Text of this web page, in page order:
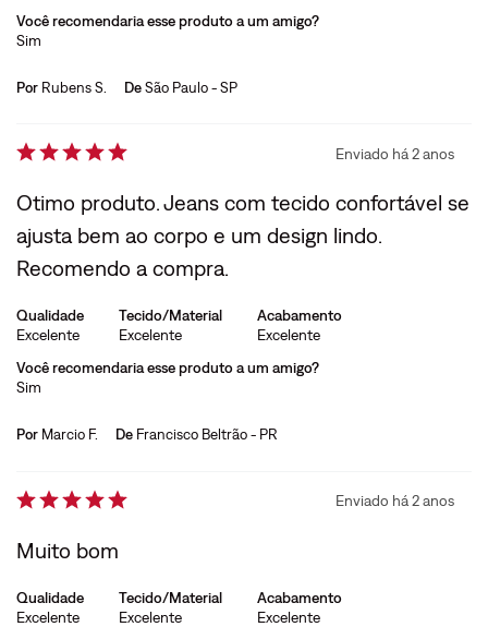
Você recomendaria esse produto a um amigo?
Sim
Por Rubens S. DeSão Paulo - SP
Enviado há2 anos
Otimo produto. Jeans com tecido confortável se
ajusta bem ao corpo e um design lindo.
Recomendo a compra.
Qualidade
Excelente
Tecido/Material
Excelente
Acabamento
Excelente
Você recomendaria esse produto a um amigo?
Sim
Por Marcio F. De Francisco Beltrão - PR
Enviado há2 anos
Muito bom
Qualidade
Excelente
Tecido/Material
Excelente
Acabamento
Excelente